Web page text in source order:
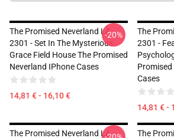
The Promised Neverland LA
2301 - Set In The Mysterious
Grace Field House The Promised
Neverland IPhone Cases
14,81 € - 16,10 €
-20%
The
2301 -
Cases
14,81 € -
The Promised Neverland LA
The